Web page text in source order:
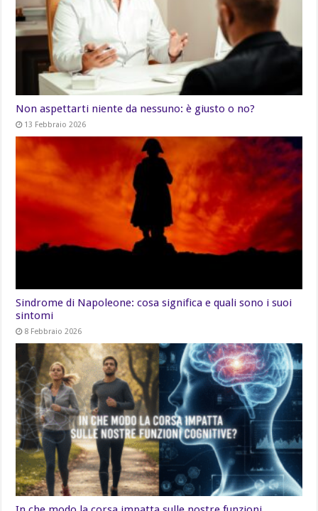
Non aspettarti niente da nessuno: è giusto o no?
13 Febbraio 2026
Sindrome di Napoleone: cosa significa e quali sono i suoi
sintomi
8 Febbraio 2026